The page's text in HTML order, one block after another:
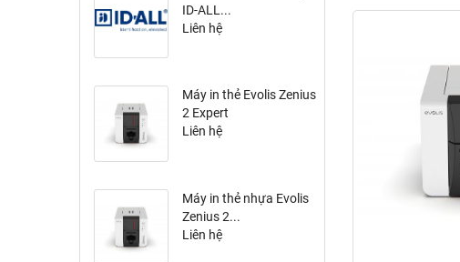
ID-ALL...
Liên hệ
Máy in thẻ Evolis Zenius
2 Expert
Liên hệ
Máy in thẻ nhựa Evolis
Zenius 2...
Liên hệ